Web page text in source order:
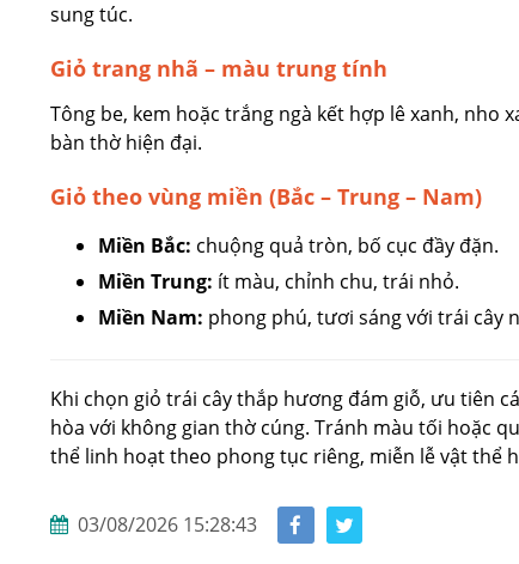
sung túc.
Giỏ trang nhã – màu trung tính
Tông be, kem hoặc trắng ngà kết hợp lê xanh, nho
bàn thờ hiện đại.
Giỏ theo vùng miền (Bắc – Trung – Nam)
Miền Bắc: chuộng quả tròn, bố cục đầy đặn.
Miền Trung: ít màu, chỉnh chu, trái nhỏ.
Miền Nam: phong phú, tươi sáng với trái cây
Khi chọn giỏ trái cây thắp hương đám giỗ, ưu tiên
hòa với không gian thờ cúng. Tránh màu tối hoặc
thể linh hoạt theo phong tục riêng, miễn lễ vật thể
03/08/2026 15:28:43